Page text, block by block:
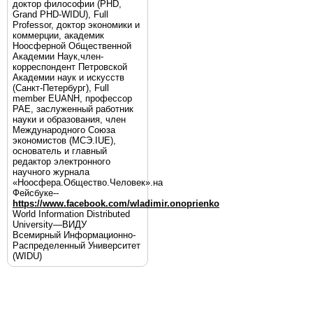
доктор философии (PHD,
Grand PHD-WIDU), Full
Professor, доктор экономики и
коммерции, академик
Ноосферной Общественной
Академии Наук,член-
корреспондент Петровской
Академии наук и искусств
(Санкт-Петербург), Full
member EUANH, профессор
РАЕ, заслуженный работник
науки и образования, член
Международного Союза
экономистов (МСЭ.IUE),
основатель и главный
редактор электронного
научного журнала
«Ноосфера.Общество.Человек».на
Фейсбуке--
https://www.facebook.com/wladimir.onoprienko
World Information Distributed
University—ВИДУ
Всемирный Информационно-
Распределенный Университет
(WIDU)